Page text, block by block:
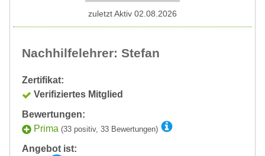
Nachhilfelehrer: Stefan
Zertifikat:
Verifiziertes Mitglied
Bewertungen:
Prima (33 positiv, 33 Bewertungen)
Angebot ist:
zuletzt Aktiv 02.08.2026